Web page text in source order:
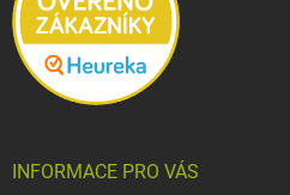
INFORMACE PRO VÁS